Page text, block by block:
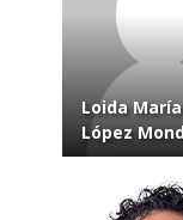
Loida María
López